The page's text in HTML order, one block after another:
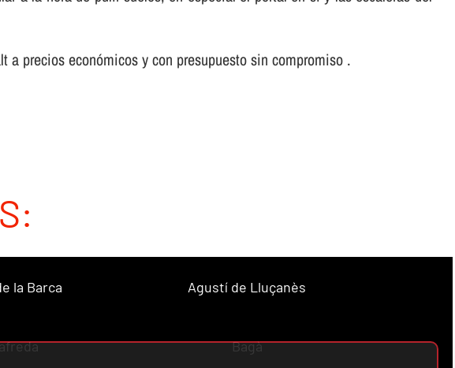
precios económicos y con presupuesto sin compromiso .
la Barca Agustí de Lluçanès
Bagà